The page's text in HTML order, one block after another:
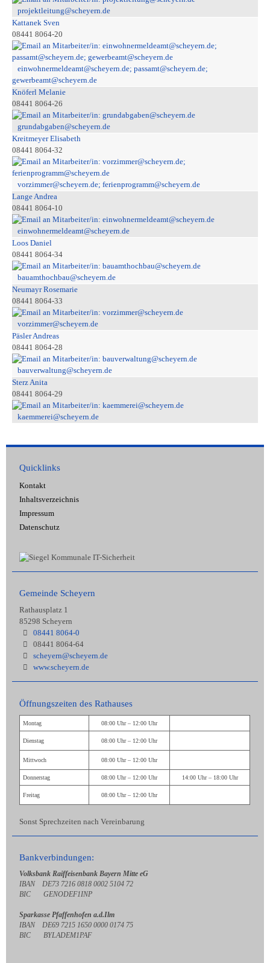
projektleitung@scheyern.de
Kattanek Sven
08441 8064-20
einwohnermeldeamt@scheyern.de; passamt@scheyern.de;
gewerbeamt@scheyern.de
Knöferl Melanie
08441 8064-26
grundabgaben@scheyern.de
Kreitmeyer Elisabeth
08441 8064-32
vorzimmer@scheyern.de; ferienprogramm@scheyern.de
Lange Andrea
08441 8064-10
einwohnermeldeamt@scheyern.de
Loos Daniel
08441 8064-34
bauamthochbau@scheyern.de
Neumayr Rosemarie
08441 8064-33
vorzimmer@scheyern.de
Päsler Andreas
08441 8064-28
bauverwaltung@scheyern.de
Sterz Anita
08441 8064-29
kaemmerei@scheyern.de
Quicklinks
Kontakt
Inhaltsverzeichnis
Impressum
Datenschutz
Gemeinde Scheyern
Rathausplatz 1
85298 Scheyern
08441 8064-0
08441 8064-64
scheyern@scheyern.de
www.scheyern.de
Öffnungszeiten des Rathauses
Montag 08:00 Uhr – 12:00 Uhr
Dienstag 08:00 Uhr – 12:00 Uhr
Mittwoch 08:00 Uhr – 12:00 Uhr
Donnerstag 08:00 Uhr – 12:00 Uhr 14:00 Uhr – 18:00 Uhr
Freitag 08:00 Uhr – 12:00 Uhr
Sonst Sprechzeiten nach Vereinbarung
Bankverbindungen:
Volksbank Raiffeisenbank Bayern Mitte eG
IBAN DE73 7216 0818 0002 5104 72
BIC GENODEF1INP
Sparkasse Pfaffenhofen a.d.Ilm
IBAN DE69 7215 1650 0000 0174 75
BIC BYLADEM1PAF